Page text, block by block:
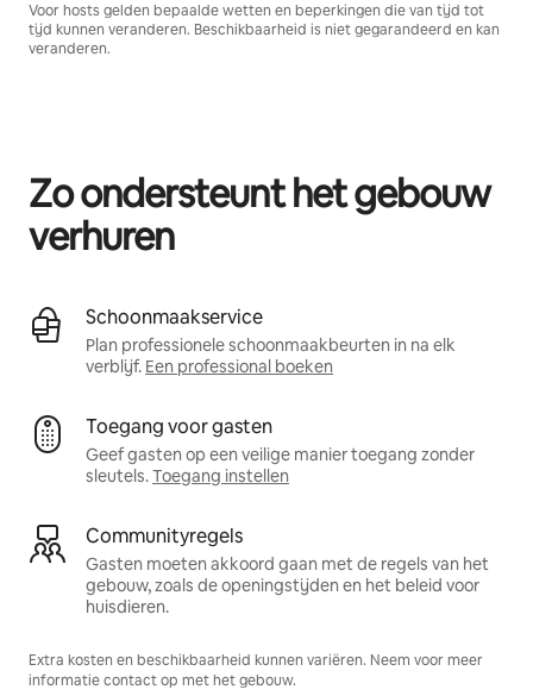
Voor hosts gelden bepaalde wetten en beperkingen die van tijd tot
tijd kunnen veranderen. Beschikbaarheid is niet gegarandeerd en kan
veranderen.
Zo ondersteunt het gebouw
verhuren
Schoonmaakservice
Plan professionele schoonmaakbeurten in na elk
verblijf. Een professional boeken
Toegang voor gasten
Geef gasten op een veilige manier toegang zonder
sleutels.Toegang instellen
Communityregels
Gasten moeten akkoord gaan met de regels van het
gebouw, zoals de openingstijden en het beleid voor
huisdieren.
Extra kosten en beschikbaarheid kunnen variëren. Neem voor meer
informatie contact op met het gebouw.